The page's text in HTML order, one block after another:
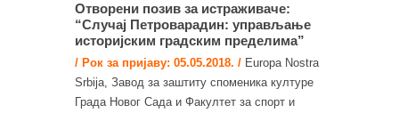
Отворени позив за истраживаче:
“Случај Петроварадин: управљање
историјским градским пределима”
/ Рок за пријаву: 05.05.2018. / Europa Nostra
Srbija, Завод за заштиту споменика културе
Града Новог Сада и Факултет за спорт и